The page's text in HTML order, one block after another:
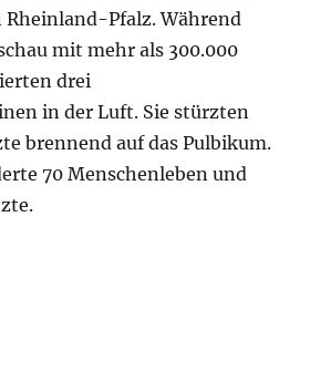
Pfalz. Während
mit mehr als 300.000
drei
in der Luft. Sie stürzten
brennend auf das Pulbikum.
70 Menschenleben und